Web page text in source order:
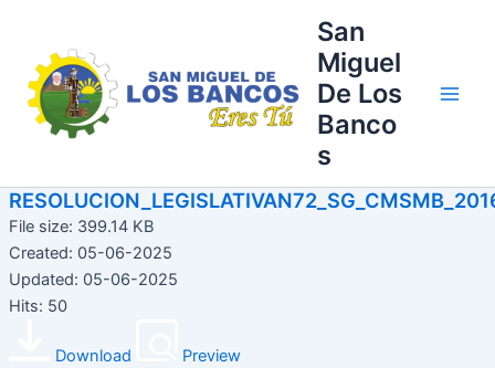
contenido
San
Miguel
De Los
Banco
s
File size: 399.14 KB
Created: 05-06-2025
Updated: 05-06-2025
Hits: 50
Download Preview